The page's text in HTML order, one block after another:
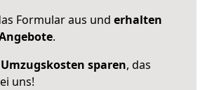
Formular aus und erhalten
.
Umzugskosten sparen, das
uns!